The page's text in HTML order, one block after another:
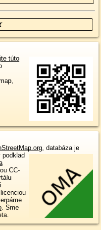
túto
, databáza je
podklad
CC-
. Sme